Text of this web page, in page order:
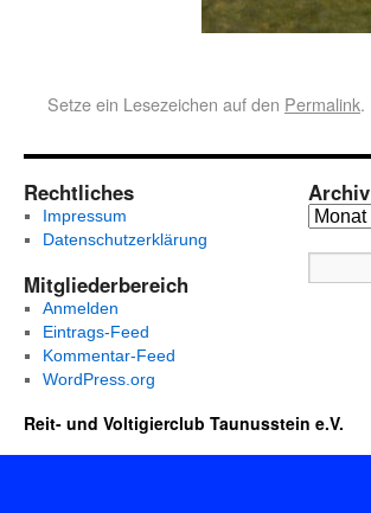
Setze ein Lesezeichen auf den Permalink.
Rechtliches
Impressum
Datenschutzerklärung
Mitgliederbereich
Anmelden
Eintrags-Feed
Kommentar-Feed
WordPress.org
Archiv
Reit- und Voltigierclub Taunusstein e.V.